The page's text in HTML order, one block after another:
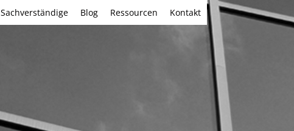
Sachverständige Blog Ressourcen Kontakt